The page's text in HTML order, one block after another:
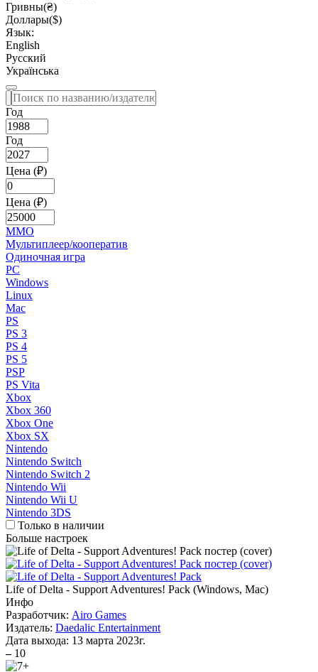
Гривны(₴)
Доллары($)
Язык:
English
Русский
Українська
Год
Год
Цена (₽)
Цена (₽)
MMO
Мультиплеер/кооператив
Одиночная игра
PC
Windows
Linux
Mac
PS
PS 3
PS 4
PS 5
PSP
PS Vita
Xbox
Xbox 360
Xbox One
Xbox SX
Nintendo
Nintendo Switch
Nintendo Switch 2
Nintendo Wii
Nintendo Wii U
Nintendo 3DS
Только в наличии
Больше настроек
Life of Delta - Support Adventures! Pack (Windows, Mac)
Инфо
Разработчик: Airo Games
Издатель: Daedalic Entertainment
Дата выхода: 13 марта 2023г.
– 10